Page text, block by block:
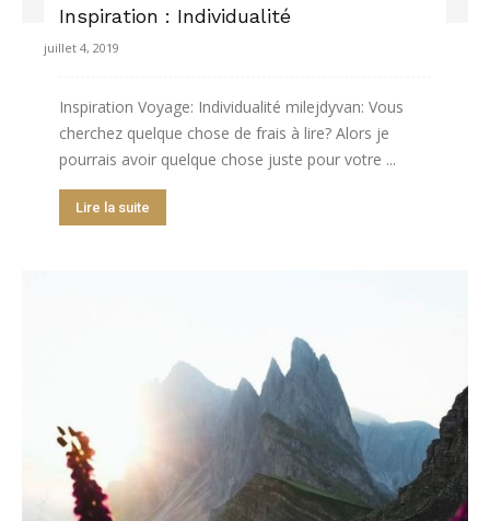
Inspiration : Individualité
juillet 4, 2019
Inspiration Voyage: Individualité milejdyvan: Vous
cherchez quelque chose de frais à lire? Alors je
pourrais avoir quelque chose juste pour votre ...
Lire la suite